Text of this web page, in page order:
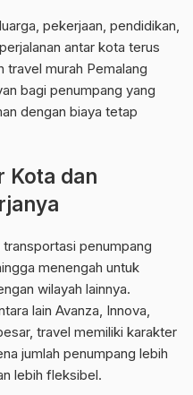
pekerjaan, pendidikan,
antar kota terus
travel murah Pemalang
bagi penumpang yang
dengan biaya tetap
Kota dan
transportasi penumpang
menengah untuk
wilayah lainnya.
lain Avanza, Innova,
travel memiliki karakter
jumlah penumpang lebih
lebih fleksibel.